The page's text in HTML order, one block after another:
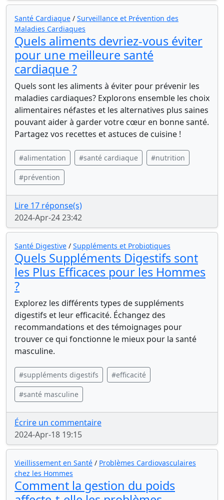
Santé Cardiaque / Surveillance et Prévention des
Maladies Cardiaques
Quels aliments devriez-vous éviter
pour une meilleure santé
cardiaque ?
Quels sont les aliments à éviter pour prévenir les
maladies cardiaques? Explorons ensemble les choix
alimentaires néfastes et les alternatives plus saines
pouvant aider à garder votre cœur en bonne santé.
Partagez vos recettes et astuces de cuisine !
#alimentation #santé cardiaque #nutrition
#prévention
Lire 17 réponse(s)
2024-Apr-24 23:42
Santé Digestive / Suppléments et Probiotiques
Quels Suppléments Digestifs sont
les Plus Efficaces pour les Hommes
?
Explorez les différents types de suppléments
digestifs et leur efficacité. Échangez des
recommandations et des témoignages pour
trouver ce qui fonctionne le mieux pour la santé
masculine.
#suppléments digestifs #efficacité
#santé masculine
Écrire un commentaire
2024-Apr-18 19:15
Vieillissement en Santé / Problèmes Cardiovasculaires
chez les Hommes
Comment la gestion du poids